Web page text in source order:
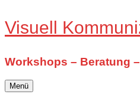
Zum
Inhalt
Visuell
Workshops – Beratung
Menü